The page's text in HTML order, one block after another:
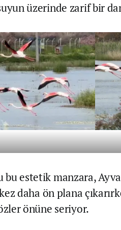
üzerinde zarif bir
bu estetik manzara,
daha ön plana
önüne seriyor.